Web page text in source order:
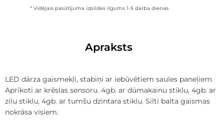
* Vidējais pasūtījuma izpildes ilgums 1-5 darba dienas.
Apraksts
LED dārza gaismekļi, stabiņi ar iebūvētiem saules paneļiem.
Aprīkoti ar krēslas sensoru. 4gb. ar dūmakainu stiklu, 4gb. ar
zilu stiklu, 4gb. ar tumšu dzintara stiklu. Silti balta gaismas
nokrāsa visiem.